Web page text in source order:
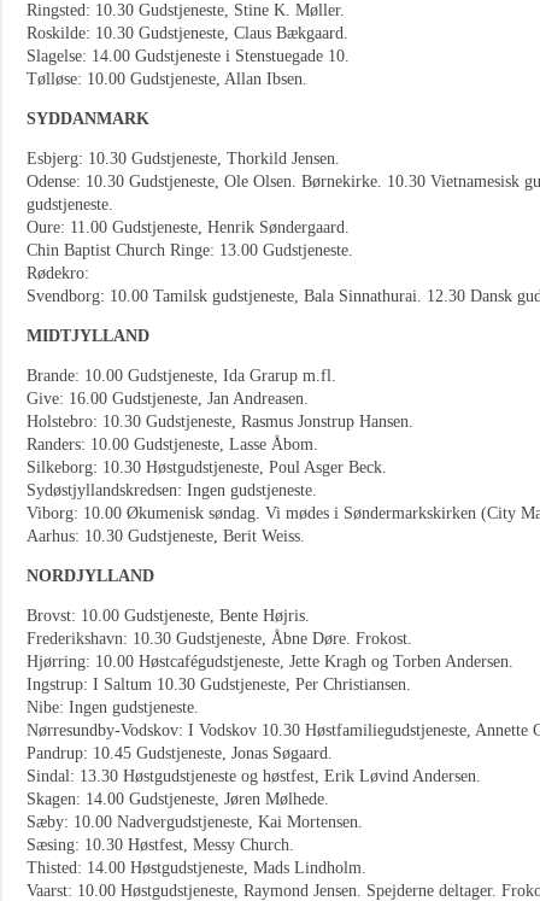
Ringsted: 10.30 Gudstjeneste, Stine K. Møller.
Roskilde: 10.30 Gudstjeneste, Claus Bækgaard.
Slagelse: 14.00 Gudstjeneste i Stenstuegade 10.
Tølløse: 10.00 Gudstjeneste, Allan Ibsen.
SYDDANMARK
Esbjerg: 10.30 Gudstjeneste, Thorkild Jensen.
Odense: 10.30 Gudstjeneste, Ole Olsen. Børnekirke. 10.30 Vietnamesisk
gudstjeneste.
Oure: 11.00 Gudstjeneste, Henrik Søndergaard.
Chin Baptist Church Ringe: 13.00 Gudstjeneste.
Rødekro:
Svendborg: 10.00 Tamilsk gudstjeneste, Bala Sinnathurai. 12.30 Dansk
MIDTJYLLAND
Brande: 10.00 Gudstjeneste, Ida Grarup m.fl.
Give: 16.00 Gudstjeneste, Jan Andreasen.
Holstebro: 10.30 Gudstjeneste, Rasmus Jonstrup Hansen.
Randers: 10.00 Gudstjeneste, Lasse Åbom.
Silkeborg: 10.30 Høstgudstjeneste, Poul Asger Beck.
Sydøstjyllandskredsen: Ingen gudstjeneste.
Viborg: 10.00 Økumenisk søndag. Vi mødes i Søndermarkskirken (City
Aarhus: 10.30 Gudstjeneste, Berit Weiss.
NORDJYLLAND
Brovst: 10.00 Gudstjeneste, Bente Højris.
Frederikshavn: 10.30 Gudstjeneste, Åbne Døre. Frokost.
Hjørring: 10.00 Høstcafégudstjeneste, Jette Kragh og Torben Andersen.
Ingstrup: I Saltum 10.30 Gudstjeneste, Per Christiansen.
Nibe: Ingen gudstjeneste.
Nørresundby-Vodskov: I Vodskov 10.30 Høstfamiliegudstjeneste, Annette
Pandrup: 10.45 Gudstjeneste, Jonas Søgaard.
Sindal: 13.30 Høstgudstjeneste og høstfest, Erik Løvind Andersen.
Skagen: 14.00 Gudstjeneste, Jøren Mølhede.
Sæby: 10.00 Nadvergudstjeneste, Kai Mortensen.
Sæsing: 10.30 Høstfest, Messy Church.
Thisted: 14.00 Høstgudstjeneste, Mads Lindholm.
Vaarst: 10.00 Høstgudstjeneste, Raymond Jensen. Spejderne deltager.